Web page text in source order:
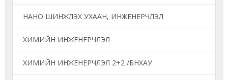
НАНО ШИНЖЛЭХ УХААН, ИНЖЕНЕРЧЛЭЛ
ХИМИЙН ИНЖЕНЕРЧЛЭЛ
ХИМИЙН ИНЖЕНЕРЧЛЭЛ 2+2 /БНХАУ